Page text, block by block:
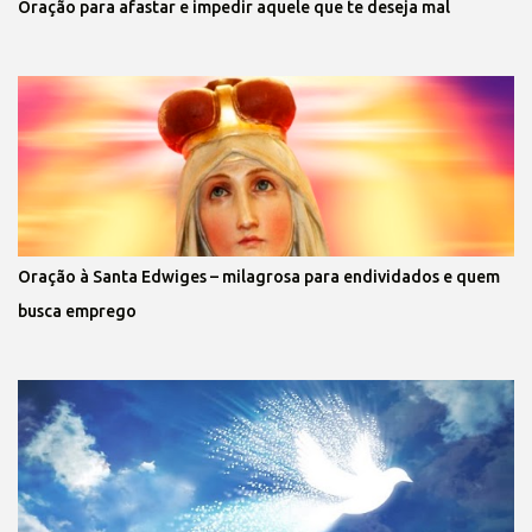
Oração para afastar e impedir aquele que te deseja mal
Oração à Santa Edwiges – milagrosa para endividados e quem
busca emprego